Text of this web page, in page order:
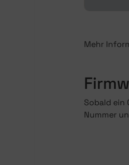
Mehr
Sobald ein
Nummer